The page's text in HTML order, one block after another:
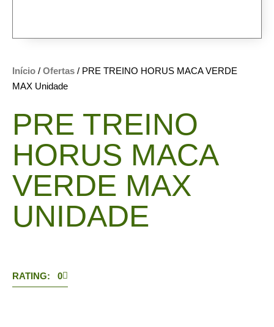
Início / Ofertas / PRE TREINO HORUS MACA VERDE
MAX Unidade
PRE TREINO
HORUS MACA
VERDE MAX
UNIDADE
RATING: 0